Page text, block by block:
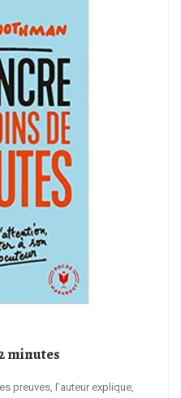
minutes
preuves, l’auteur explique,